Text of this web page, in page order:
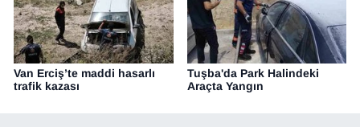
Van Erciş’te maddi hasarlı
trafik kazası
Tuşba'da Park Halindeki
Araçta Yangın